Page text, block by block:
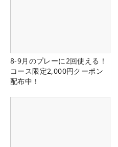
8-9月のプレーに2回使える！
コース限定2,000円クーポン
配布中！